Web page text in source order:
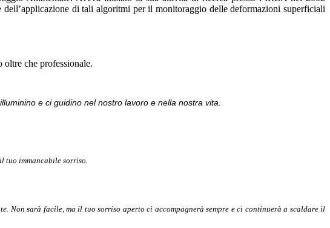
di tali algoritmi per il monitoraggio delle deformazioni superficiali
che professionale.
e ci guidino nel nostro lavoro e nella nostra vita.
tuo immancabile sorriso.
Non sarà facile, ma il tuo sorriso aperto ci accompagnerà sempre e ci continuerà a scaldare il